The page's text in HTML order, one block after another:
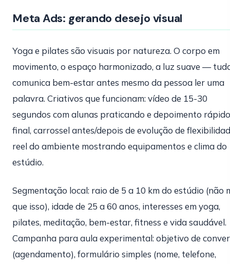
Meta Ads: gerando desejo visual
Yoga e pilates são visuais por natureza. O corpo em
movimento, o espaço harmonizado, a luz suave —
comunica bem-estar antes mesmo da pessoa ler uma
palavra. Criativos que funcionam: vídeo de 15-30
segundos com alunas praticando e depoimento
final, carrossel antes/depois de evolução de
reel do ambiente mostrando equipamentos e clima do
estúdio.
Segmentação local: raio de 5 a 10 km do estúdio (não
que isso), idade de 25 a 60 anos, interesses em yoga,
pilates, meditação, bem-estar, fitness e vida saudável.
Campanha para aula experimental: objetivo de
(agendamento), formulário simples (nome, telefone,